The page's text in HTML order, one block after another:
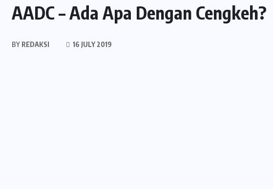
AADC – Ada Apa Dengan Cengkeh?
BY REDAKSI 16 JULY 2019